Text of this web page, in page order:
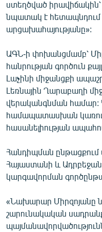
ԲԱՆԱՎԵՃ
ՁԳՏԵԼՈՎ ԼԱՎԱԳՈՒՅՆԻՆ
Հայերեն
English
Русский
«Ազատության» բոլոր
ստեղծված իրավիճակին՝
նպատակ է հետապնդում
արցախահայությանը»:
ԱԳՆ-ի փոխանցմամբ՝
հանրության գործուն
Լաչինի միջանցքի
Լեռնային Ղարաբաղի
վերականգնման համար:
համապատասխան
հասանելիության
Հանդիպման
Հայաստանի և
կարգավորման
«Նախարար Միրզոյանը
շարունակական